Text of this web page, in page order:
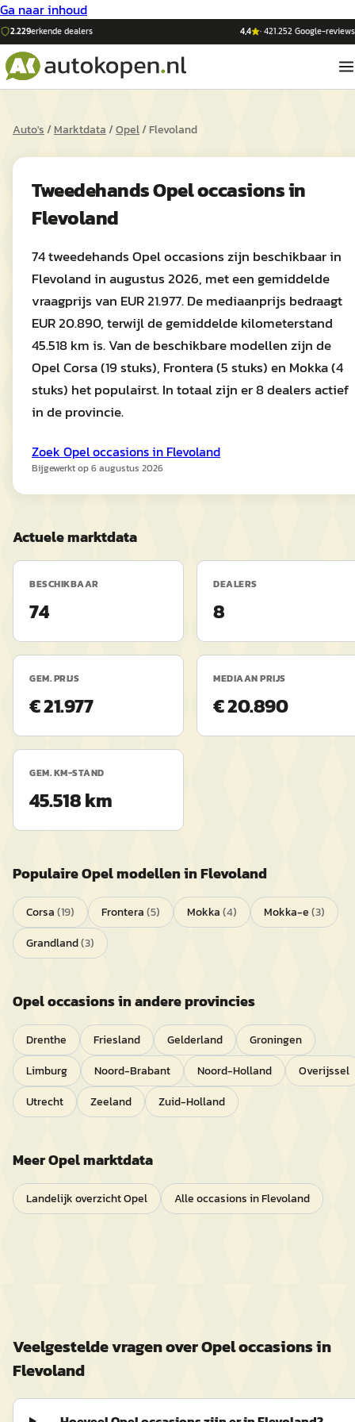
Ga naar inhoud
2.229erkende dealers 4,4 ·421.252Google-reviews
Auto's/Marktdata/Opel/Flevoland
TweedehandsOpeloccasions in
Flevoland
74 tweedehands Opel occasions zijn beschikbaar in
Flevoland in augustus 2026, met een gemiddelde
vraagprijs van EUR 21.977. De mediaanprijs bedraagt
EUR 20.890, terwijl de gemiddelde kilometerstand
45.518 km is. Van de beschikbare modellen zijn de
Opel Corsa (19 stuks), Frontera (5 stuks) en Mokka (4
stuks) het populairst. In totaal zijn er 8 dealers actief
in de provincie.
Zoek Opeloccasions in Flevoland
Bijgewerkt op6 augustus 2026
Actuele marktdata
BESCHIKBAAR
74
DEALERS
8
GEM. PRIJS
€ 21.977
MEDIAAN PRIJS
€ 20.890
GEM. KM-STAND
45.518 km
PopulaireOpelmodellen inFlevoland
Corsa(19) Frontera(5) Mokka(4) Mokka-e(3)
Grandland(3)
Opeloccasions in andere provincies
Drenthe Friesland Gelderland
Groningen
Limburg
Noord-Brabant Noord-Holland
Overijssel
Utrecht
Zeeland Zuid-Holland
MeerOpelmarktdata
Landelijk overzichtOpel Alle occasions inFlevoland
Veelgestelde vragen overOpeloccasions in
Flevoland